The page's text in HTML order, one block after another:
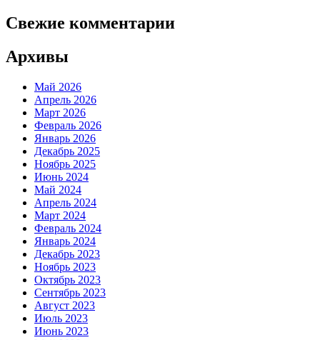
Свежие комментарии
Архивы
Май 2026
Апрель 2026
Март 2026
Февраль 2026
Январь 2026
Декабрь 2025
Ноябрь 2025
Июнь 2024
Май 2024
Апрель 2024
Март 2024
Февраль 2024
Январь 2024
Декабрь 2023
Ноябрь 2023
Октябрь 2023
Сентябрь 2023
Август 2023
Июль 2023
Июнь 2023